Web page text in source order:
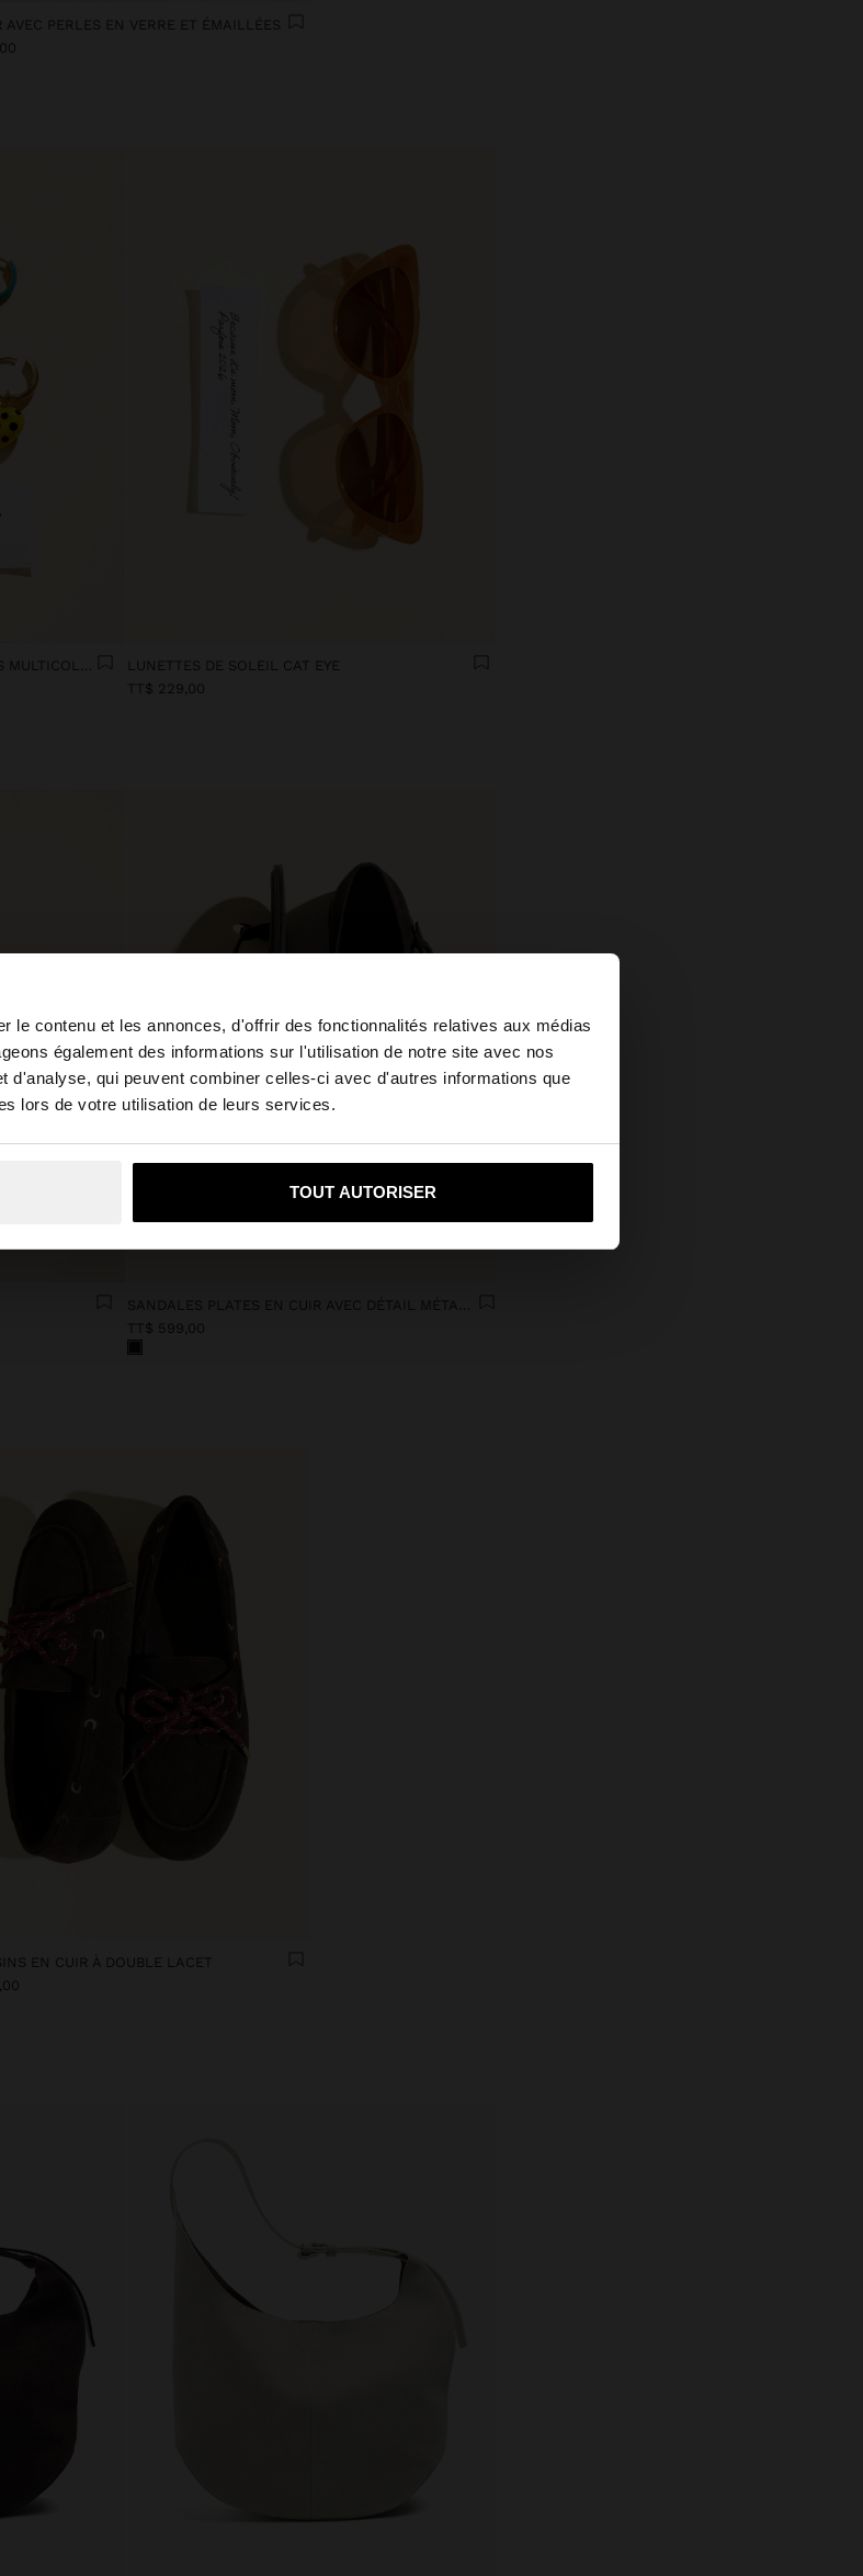
le contenu et les annonces, d'offrir des fonctionnalités relatives aux médias
également des informations sur l'utilisation de notre site avec nos
d'analyse, qui peuvent combiner celles-ci avec d'autres informations que
lors de votre utilisation de leurs services.
TOUT AUTORISER
×
and Tobago. Voulez-vous parcourir notre site au United
Trinidad and Tobago Oui, dirigez-moi vers United States
AVEC PERLES EN VERRE ET ÉMAILLÉES
LUNETTES DE SOLEIL CAT EYE
TT$ 229,00
TT$ 599,00
EN CUIR À DOUBLE LACET